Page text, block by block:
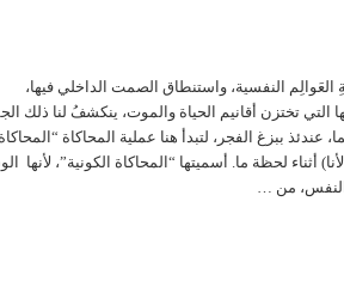
النفسية، واستنطاق الصمت الداخلي فيها،
التي تختزن أقانيم الحياة والموت، ينكشفُ لنا ذلك
عندئذ ببزغ الفجر، لتبدأ هنا عملية المحاكاة “المحاكاة
أثناء لحظة ما. أسميتها “المحاكاة الكونية”، لأنها
من …